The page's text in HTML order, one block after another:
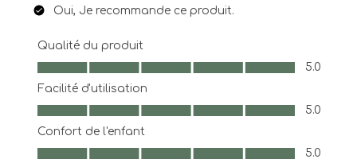
Oui, Je recommande ce produit.
Qualité du produit
Qualité du produit, 5.0 sur 5
5.0
Facilité d'utilisation
Facilité d'utilisation, 5.0 sur 5
5.0
Confort de l'enfant
Confort de l'enfant, 5.0 sur 5
5.0